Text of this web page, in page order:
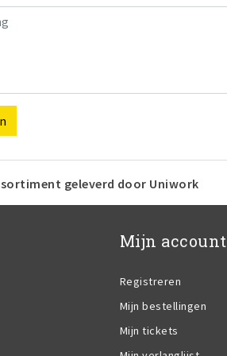
geleverd door Uniwork
Mijn account
Registreren
Mijn bestellingen
Mijn tickets